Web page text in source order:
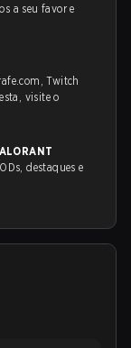
a seu favor e
Twitch
visite o
destaques e